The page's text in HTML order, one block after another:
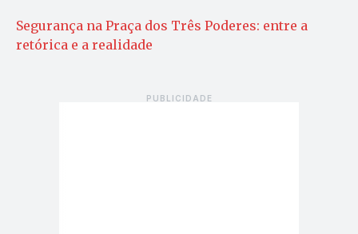
Segurança na Praça dos Três Poderes: entre a
retórica e a realidade